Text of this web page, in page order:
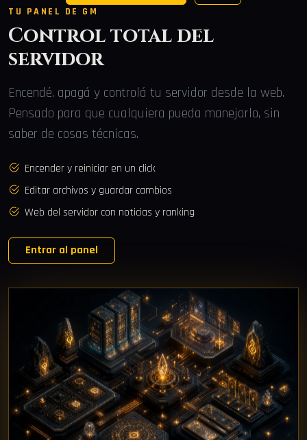
TU PANEL DE GM
Control total del
servidor
Encendé, apagá y controlá tu servidor desde la web.
Pensado para que cualquiera pueda manejarlo, sin
saber de cosas técnicas.
Encender y reiniciar en un click
Editar archivos y guardar cambios
Web del servidor con noticias y ranking
Entrar al panel